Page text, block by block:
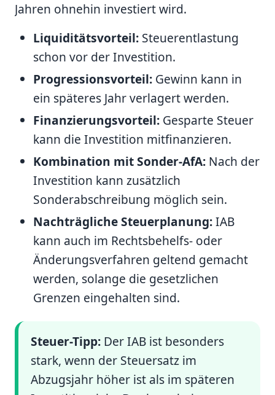
Jahren ohnehin investiert wird.
Liquiditätsvorteil: Steuerentlastung
schon vor der Investition.
Progressionsvorteil: Gewinn kann in
ein späteres Jahr verlagert werden.
Finanzierungsvorteil: Gesparte Steuer
kann die Investition mitfinanzieren.
Kombination mit Sonder-AfA: Nach der
Investition kann zusätzlich
Sonderabschreibung möglich sein.
Nachträgliche Steuerplanung:IAB
kann auch im Rechtsbehelfs- oder
Änderungsverfahren geltend gemacht
werden, solange die gesetzlichen
Grenzen eingehalten sind.
Steuer-Tipp: Der IAB ist besonders
stark, wenn der Steuersatz im
Abzugsjahr höher ist als im späteren